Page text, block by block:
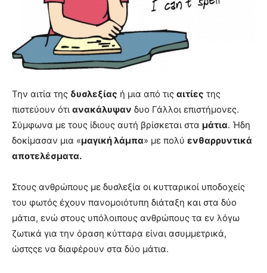
Την αιτία της δυσλεξίας ή μια από τις αιτίες της
πιστεύουν ότι ανακάλυψαν δυο Γάλλοι επιστήμονες.
Σύμφωνα με τους ίδιους αυτή βρίσκεται στα μάτια. Ήδη
δοκίμασαν μια «μαγική λάμπα» με πολύ ενθαρρυντικά
αποτελέσματα.
Στους ανθρώπους με δυσλεξία οι κυτταρικοί υποδοχείς
του φωτός έχουν πανομοιότυπη διάταξη και στα δύο
μάτια, ενώ στους υπόλοιπους ανθρώπους τα εν λόγω
ζωτικά για την όραση κύτταρα είναι ασυμμετρικά,
ώστςςε να διαφέρουν στα δύο μάτια.